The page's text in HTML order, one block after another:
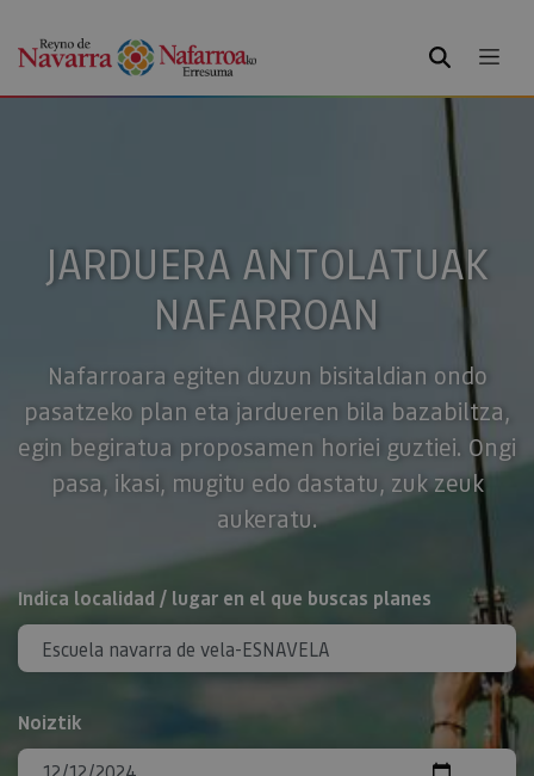
BILATU
JARDUERA ANTOLATUAK
NAFARROAN
Nafarroara egiten duzun bisitaldian ondo
pasatzeko plan eta jardueren bila bazabiltza,
egin begiratua proposamen horiei guztiei. Ongi
pasa, ikasi, mugitu edo dastatu, zuk zeuk
aukeratu.
BILATU
Indica localidad / lugar en el que buscas planes
Noiztik